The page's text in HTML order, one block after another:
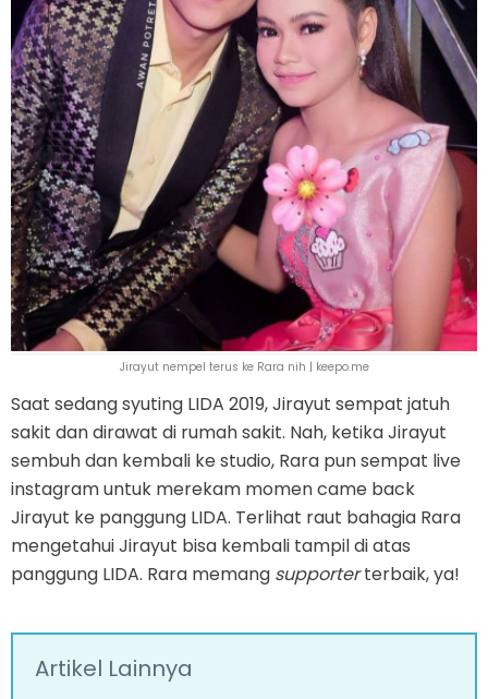
Jirayut nempel terus ke Rara nih | keepo.me
Saat sedang syuting LIDA 2019, Jirayut sempat jatuh
sakit dan dirawat di rumah sakit. Nah, ketika Jirayut
sembuh dan kembali ke studio, Rara pun sempat live
instagram untuk merekam momen came back
Jirayut ke panggung LIDA. Terlihat raut bahagia Rara
mengetahui Jirayut bisa kembali tampil di atas
panggung LIDA. Rara memang supporterterbaik, ya!
Artikel Lainnya